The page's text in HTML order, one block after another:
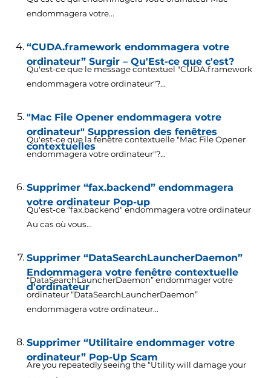
endommagera votre...
“CUDA.framework endommagera votre
ordinateur” Surgir – Qu'Est-ce que c'est?
Qu'est-ce que le message contextuel "CUDA.framework
endommagera votre ordinateur"?...
"Mac File Opener endommagera votre
ordinateur" Suppression des fenêtres
contextuelles
Qu'est-ce que la fenêtre contextuelle "Mac File Opener
endommagera votre ordinateur"?...
Supprimer “fax.backend” endommagera
votre ordinateur Pop-up
Qu'est-ce “fax.backend" endommagera votre ordinateur
Au cas où vous...
Supprimer “DataSearchLauncherDaemon”
Endommagera votre fenêtre contextuelle
d'ordinateur
“DataSearchLauncherDaemon” endommager votre
ordinateur “DataSearchLauncherDaemon”
endommagera votre ordinateur...
Supprimer “Utilitaire endommager votre
ordinateur” Pop-Up Scam
Are you repeatedly seeing the “Utility will damage your